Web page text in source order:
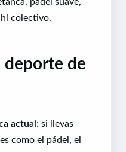
colectivo.
deporte de
actual: si llevas
como el pádel, el